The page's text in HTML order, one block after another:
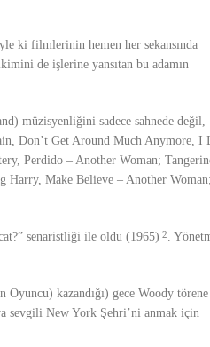
ki filmlerinin hemen her sekansında
de işlerine yansıtan bu adamın
müzisyenliğini sadece sahnede değil,
Don’t Get Around Much Anymore, I
Perdido – Another Woman;
Harry, Make Believe – Another Woman;
senaristliği ile oldu (1965) 2
.
kazandığı) gece Woody törene
sevgili New York Şehri’ni anmak için